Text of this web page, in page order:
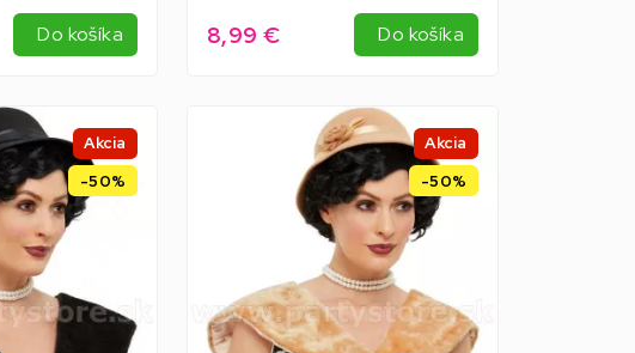
Do košíka 8,99 € Do košíka
Akcia
-50%
Akcia
-50%